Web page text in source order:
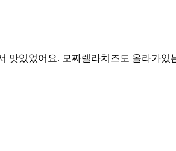
있었어요. 모짜렐라치즈도 올라가